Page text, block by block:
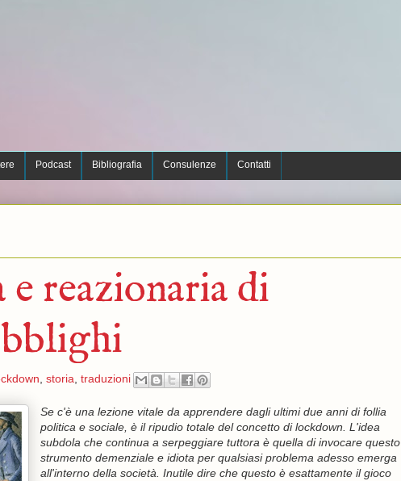
Podcast Bibliografia Consulenze Contatti
reazionaria di
, storia, traduzioni
Se c'è una lezione vitale da apprendere dagli ultimi due anni di follia
politica e sociale, è il ripudio totale del concetto di lockdown. L'idea
subdola che continua a serpeggiare tuttora è quella di invocare questo
strumento demenziale e idiota per qualsiasi problema adesso emerga
all'interno della società. Inutile dire che questo è esattamente il gioco